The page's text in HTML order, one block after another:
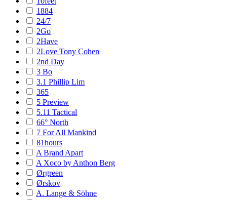
1884
24/7
2Go
2Have
2Love Tony Cohen
2nd Day
3 Bo
3.1 Phillip Lim
365
5 Preview
5.11 Tactical
66° North
7 For All Mankind
81hours
A Brand Apart
A Xoco by Anthon Berg
Ørgreen
Ørskov
A. Lange & Söhne